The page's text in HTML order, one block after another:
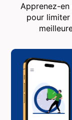
Apprenez-
pour